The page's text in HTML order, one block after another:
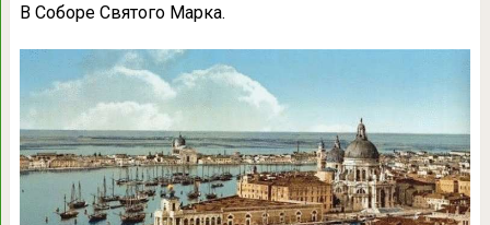
В Соборе Святого Марка.